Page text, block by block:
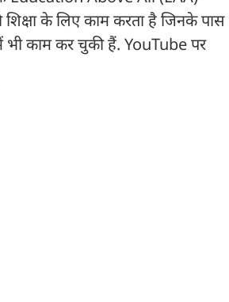
के लिए काम करता है जिनके पास
भी काम कर चुकी हैं. YouTube पर